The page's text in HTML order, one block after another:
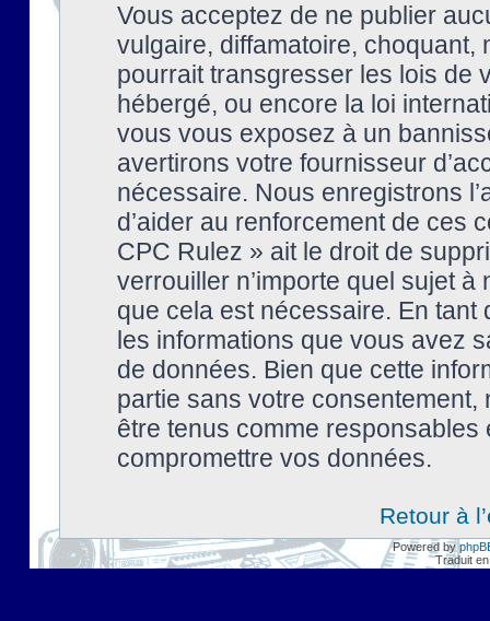
Vous acceptez de ne publier
vulgaire, diffamatoire, choquant,
pourrait transgresser les lois de
hébergé, ou encore la loi
vous vous exposez à un
avertirons votre fournisseur
nécessaire. Nous enregistrons
d’aider au renforcement de ces
CPC Rulez » ait le droit de
verrouiller n’importe quel sujet à
que cela est nécessaire. En tant
les informations que vous avez
de données. Bien que cette
partie sans votre
être tenus comme
compromettre vos données.
Retour à
Powered by
Traduit